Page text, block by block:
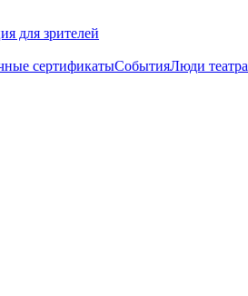
для зрителей
сертификатыСобытияЛюди театра